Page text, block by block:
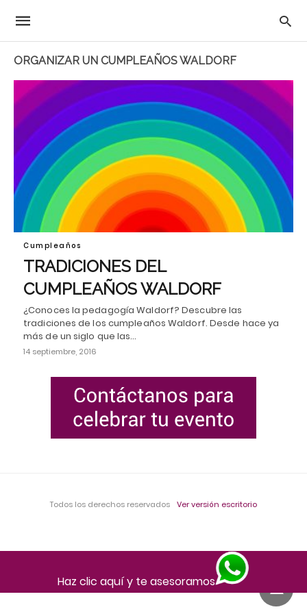
ORGANIZAR UN CUMPLEAÑOS WALDORF
Cumpleaños
TRADICIONES DEL
CUMPLEAÑOS WALDORF
¿Conoces la pedagogía Waldorf? Descubre las
tradiciones de los cumpleaños Waldorf. Desde hace ya
más de un siglo que las…
14 septiembre, 2016
Todos los derechos reservados Ver versión escritorio
Haz clic aquí y te asesoramos